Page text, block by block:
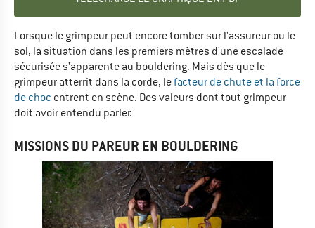
Lorsque le grimpeur peut encore tomber sur l'assureur ou le
sol, la situation dans les premiers mètres d'une escalade
sécurisée s'apparente au bouldering. Mais dès que le
grimpeur atterrit dans la corde, lefacteur de chute et la force
de choc entrent en scène. Des valeurs dont tout grimpeur
doit avoir entendu parler.
MISSIONS DU PAREUR EN BOULDERING